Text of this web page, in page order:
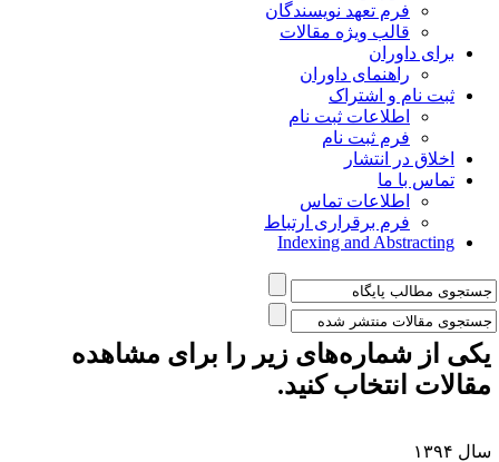
فرم تعهد نویسندگان
قالب ویژه مقالات
برای داوران
راهنمای داوران
ثبت نام و اشتراک
اطلاعات ثبت نام
فرم ثبت نام
اخلاق در انتشار
تماس با ما
اطلاعات تماس
فرم برقراری ارتباط
Indexing and Abstracting
از شماره‌های زیر را برای مشاهده
انتخاب کنید.
۱۳۹۴